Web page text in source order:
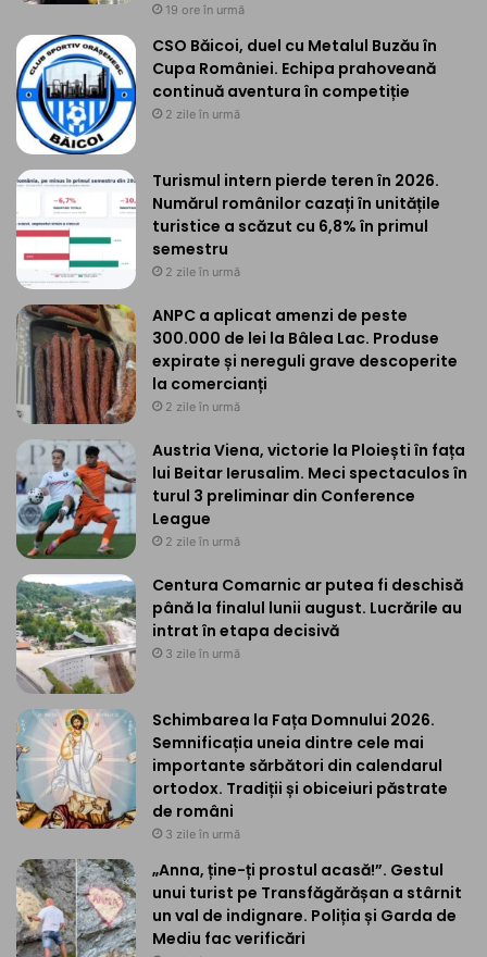
19 ore în urmă
CSO Băicoi, duel cu Metalul Buzău în
Cupa României. Echipa prahoveană
continuă aventura în competiție
2 zile în urmă
Turismul intern pierde teren în 2026.
Numărul românilor cazați în unitățile
turistice a scăzut cu 6,8% în primul
semestru
2 zile în urmă
ANPC a aplicat amenzi de peste
300.000 de lei la Bâlea Lac. Produse
expirate și nereguli grave descoperite
la comercianți
2 zile în urmă
Austria Viena, victorie la Ploiești în fața
lui Beitar Ierusalim. Meci spectaculos în
turul 3 preliminar din Conference
League
2 zile în urmă
Centura Comarnic ar putea fi deschisă
până la finalul lunii august. Lucrările au
intrat în etapa decisivă
3 zile în urmă
Schimbarea la Fața Domnului 2026.
Semnificația uneia dintre cele mai
importante sărbători din calendarul
ortodox. Tradiții și obiceiuri păstrate
de români
3 zile în urmă
„Anna, ține-ți prostul acasă!”. Gestul
unui turist pe Transfăgărășan a stârnit
un val de indignare. Poliția și Garda de
Mediu fac verificări